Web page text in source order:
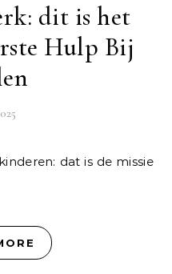
dit is het
Hulp Bij